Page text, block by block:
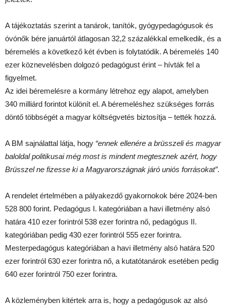
A tájékoztatás szerint a tanárok, tanítók, gyógypedagógusok és
óvónők bére januártól átlagosan 32,2 százalékkal emelkedik, és a
béremelés a következő két évben is folytatódik. A béremelés 140
ezer köznevelésben dolgozó pedagógust érint – hívták fel a
figyelmet.
Az idei béremelésre a kormány létrehoz egy alapot, amelyben
340 milliárd forintot különít el. A béremeléshez szükséges forrás
döntő többségét a magyar költségvetés biztosítja – tették hozzá.
A BM sajnálattal látja, hogy “ennek ellenére a brüsszeli és magyar
baloldal politikusai még most is mindent megtesznek azért, hogy
Brüsszel ne fizesse ki a Magyarországnak járó uniós forrásokat”.
A rendelet értelmében a pályakezdő gyakornokok bére 2024-ben
528 800 forint. Pedagógus I. kategóriában a havi illetmény alsó
határa 410 ezer forintról 538 ezer forintra nő, pedagógus II.
kategóriában pedig 430 ezer forintról 555 ezer forintra.
Mesterpedagógus kategóriában a havi illetmény alsó határa 520
ezer forintról 630 ezer forintra nő, a kutatótanárok esetében pedig
640 ezer forintról 750 ezer forintra.
A közleményben kitértek arra is, hogy a pedagógusok az alsó